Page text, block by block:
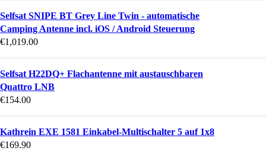
Selfsat SNIPE BT Grey Line Twin - automatische
Camping Antenne incl. iOS / Android Steuerung
€1,019.00
Selfsat H22DQ+ Flachantenne mit austauschbaren
Quattro LNB
€154.00
Kathrein EXE 1581 Einkabel-Multischalter 5 auf 1x8
€169.90